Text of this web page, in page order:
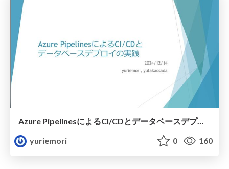
Azure PipelinesによるCI/CDとデータベースデプロイの実践
yuriemori
0 160